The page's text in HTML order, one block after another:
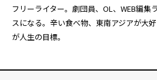
フリーライター。劇団員、OL、WEB編集
スになる。辛い食べ物、東南アジアが大
が人生の目標。